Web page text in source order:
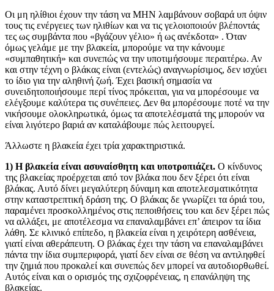
Οι μη ηλίθιοι έχουν την τάση να ΜΗΝ λαμβάνουν σοβαρά υπ όψιν
τους τις ενέργειες των ηλιθίων και να τις γελοιοποιούν βλέποντάς
τες ως συμβάντα που «βγάζουν γέλιο» ή ως ανέκδοτα» . Όταν
όμως γελάμε με την βλακεία, μπορούμε να την κάνουμε
«συμπαθητική» και συνεπώς να την υποτιμήσουμε περαιτέρω. Αν
και στην τέχνη ο βλάκας είναι (εντελώς) αναγνωρίσιμος, δεν ισχύει
το ίδιο για την αληθινή ζωή. Έχει βασική σημασία να
συνειδητοποιήσουμε περί τίνος πρόκειται, για να μπορέσουμε να
ελέγξουμε καλύτερα τις συνέπειες. Δεν θα μπορέσουμε ποτέ να την
νικήσουμε ολοκληρωτικά, όμως τα αποτελέσματά της μπορούν να
είναι λιγότερο βαριά αν καταλάβουμε πώς λειτουργεί.
Άλλωστε η βλακεία έχει τρία χαρακτηριστικά.
1) Η βλακεία είναι ασυναίσθητη και υποτροπιάζει. Ο κίνδυνος
της βλακείας προέρχεται από τον βλάκα που δεν ξέρει ότι είναι
βλάκας. Αυτό δίνει μεγαλύτερη δύναμη και αποτελεσματικότητα
στην καταστρεπτική δράση της. Ο βλάκας δε γνωρίζει τα όριά του,
παραμένει προσκολλημένος στις πεποιθήσεις του και δεν ξέρει πώς
να αλλάξει, με αποτέλεσμα να επαναλαμβάνει επ’ άπειρον τα ίδια
λάθη. Σε κλινικό επίπεδο, η βλακεία είναι η χειρότερη ασθένεια,
γιατί είναι αθεράπευτη. Ο βλάκας έχει την τάση να επαναλαμβάνει
πάντα την ίδια συμπεριφορά, γιατί δεν είναι σε θέση να αντιληφθεί
την ζημιά που προκαλεί και συνεπώς δεν μπορεί να αυτοδιορθωθεί.
Αυτός είναι και ο ορισμός της σχιζοφρένειας, η επανάληψη της
βλακείας.